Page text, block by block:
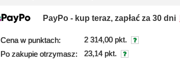
PayPo - kup teraz, zapłać za 30 dni
Cena w punktach:
2 314,00 pkt.
Po zakupie otrzymasz:
23,14 pkt.